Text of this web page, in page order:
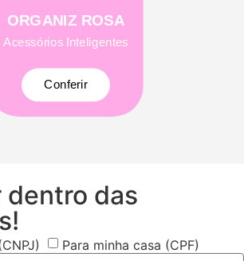
ORGANIZ ROSA
Acessórios Inteligentes
Conferir
dentro das
Para minha casa (CPF)